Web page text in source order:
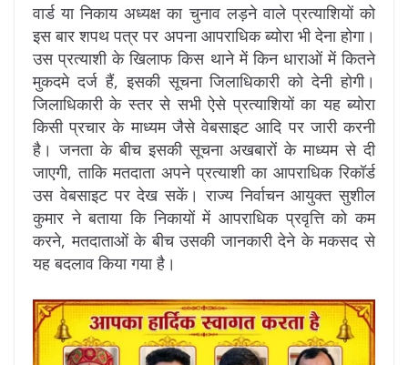
वार्ड या निकाय अध्यक्ष का चुनाव लड़ने वाले प्रत्याशियों को
इस बार शपथ पत्र पर अपना आपराधिक ब्योरा भी देना होगा।
उस प्रत्याशी के खिलाफ किस थाने में किन धाराओं में कितने
मुकदमे दर्ज हैं, इसकी सूचना जिलाधिकारी को देनी होगी।
जिलाधिकारी के स्तर से सभी ऐसे प्रत्याशियों का यह ब्योरा
किसी प्रचार के माध्यम जैसे वेबसाइट आदि पर जारी करनी
है। जनता के बीच इसकी सूचना अखबारों के माध्यम से दी
जाएगी, ताकि मतदाता अपने प्रत्याशी का आपराधिक रिकॉर्ड
उस वेबसाइट पर देख सकें। राज्य निर्वाचन आयुक्त सुशील
कुमार ने बताया कि निकायों में आपराधिक प्रवृत्ति को कम
करने, मतदाताओं के बीच उसकी जानकारी देने के मकसद से
यह बदलाव किया गया है।